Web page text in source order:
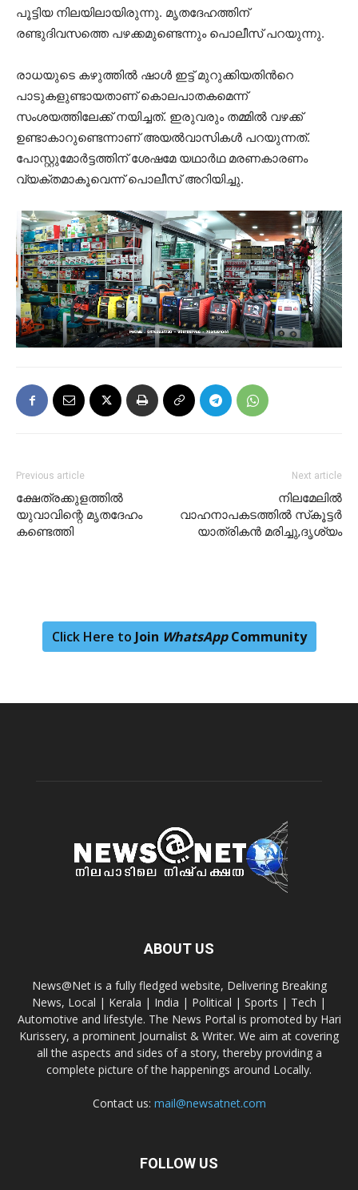
പൂട്ടിയ നിലയിലായിരുന്നു. മൃതദേഹത്തിന്
രണ്ടുദിവസത്തെ പഴക്കമുണ്ടെന്നും പൊലീസ് പറയുന്നു.
രാധയുടെ കഴുത്തില്‍ ഷാള്‍ ഇട്ട് മുറുക്കിയതിന്‍റെ
പാടുകളുണ്ടായതാണ് കൊലപാതകമെന്ന്
സംശയത്തിലേക്ക് നയിച്ചത്. ഇരുവരും തമ്മില്‍ വഴക്ക്
ഉണ്ടാകാറുണ്ടെന്നാണ് അയല്‍വാസികള്‍ പറയുന്നത്.
പോസ്റ്റുമോര്‍ട്ടത്തിന് ശേഷമേ യഥാര്‍ഥ മരണകാരണം
വ്യക്തമാകൂവെന്ന് പൊലീസ് അറിയിച്ചു.
Previous article
ക്ഷേത്രക്കുളത്തിൽ
യുവാവിന്റെ മൃതദേഹം
കണ്ടെത്തി
Next article
നിലമേലിൽ
വാഹനാപകടത്തിൽ സ്‌കൂട്ടർ
യാത്രികൻ മരിച്ചു,ദൃശ്യം
Click Here to Join WhatsAppCommunity
ABOUT US
News@Net is a fully fledged website, Delivering Breaking
News, Local | Kerala | India | Political | Sports | Tech |
Automotive and lifestyle. The News Portal is promoted by Hari
Kurissery, a prominent Journalist & Writer. We aim at covering
all the aspects and sides of a story, thereby providing a
complete picture of the happenings around Locally.
Contact us: mail@newsatnet.com
FOLLOW US